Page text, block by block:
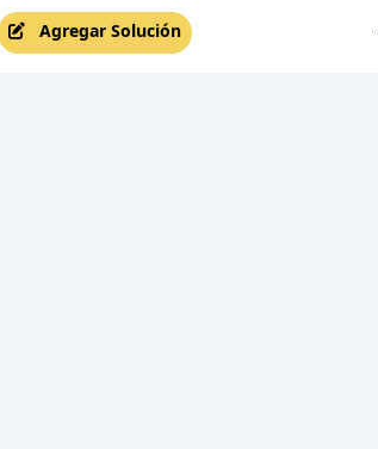
Agregar Solución